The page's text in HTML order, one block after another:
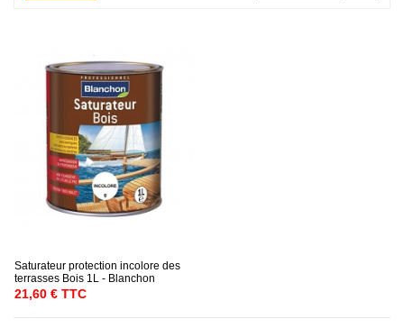
Saturateur protection incolore des
terrasses Bois 1L - Blanchon
21,60 € TTC